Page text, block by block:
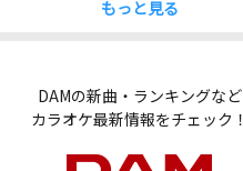
もっと見る
DAMの新曲・ランキングなど
カラオケ最新情報をチェック！